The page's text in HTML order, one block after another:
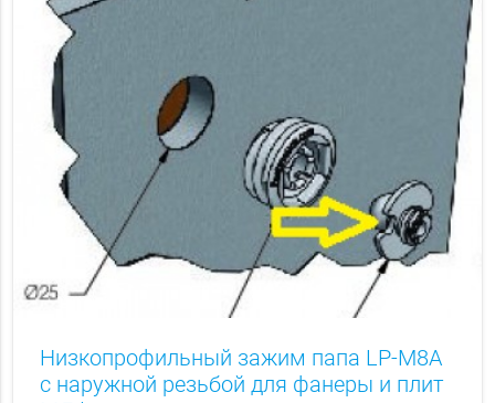
Низкопрофильный зажим папа LP-M8A
с наружной резьбой для фанеры и плит